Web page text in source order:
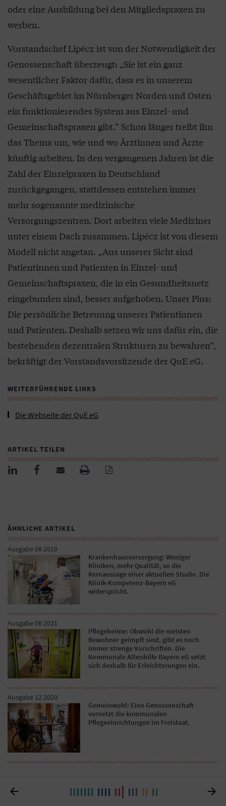
oder eine Ausbildung bei den Mitgliedspraxen zu
werben.
Vorstandschef Lipécz ist von der Notwendigkeit der
Genossenschaft überzeugt: „Sie ist ein ganz
wesentlicher Faktor dafür, dass es in unserem
Geschäftsgebiet im Nürnberger Norden und Osten
ein funktionierendes System aus Einzel- und
Gemeinschaftspraxen gibt.“ Schon länger treibt ihn
das Thema um, wie und wo Ärztinnen und Ärzte
künftig arbeiten. In den vergangenen Jahren ist die
Zahl der Einzelpraxen in Deutschland
zurückgegangen, stattdessen entstehen immer
mehr sogenannte medizinische
Versorgungszentren. Dort arbeiten viele Mediziner
unter einem Dach zusammen. Lipécz ist von diesem
Modell nicht angetan. „Aus unserer Sicht sind
Patientinnen und Patienten in Einzel- und
Gemeinschaftspraxen, die in ein Gesundheitsnetz
eingebunden sind, besser aufgehoben. Unser Plus:
Die persönliche Betreuung unserer Patientinnen
und Patienten. Deshalb setzen wir uns dafür ein, die
bestehenden dezentralen Strukturen zu bewahren“,
bekräftigt der Vorstandsvorsitzende der QuE eG.
WEITERFÜHRENDE LINKS
Die Webseite der QuE eG
ARTIKEL TEILEN
ÄHNLICHE ARTIKEL
Ausgabe 08 2019
Krankenhausversorgung: Weniger
Kliniken, mehr Qualität, so die
Kernaussage einer aktuellen Studie. Die
Klinik-Kompetenz-Bayern eG
widerspricht.
Ausgabe 06 2021
Pflegeheime: Obwohl die meisten
Bewohner geimpft sind, gibt es noch
immer strenge Vorschriften. Die
Kommunale Altenhilfe Bayern eG setzt
sich deshalb für Erleichterungen ein.
Ausgabe 12 2020
Gemeinwohl: Eine Genossenschaft
vernetzt die kommunalen
Pflegeeinrichtungen im Freistaat.
 